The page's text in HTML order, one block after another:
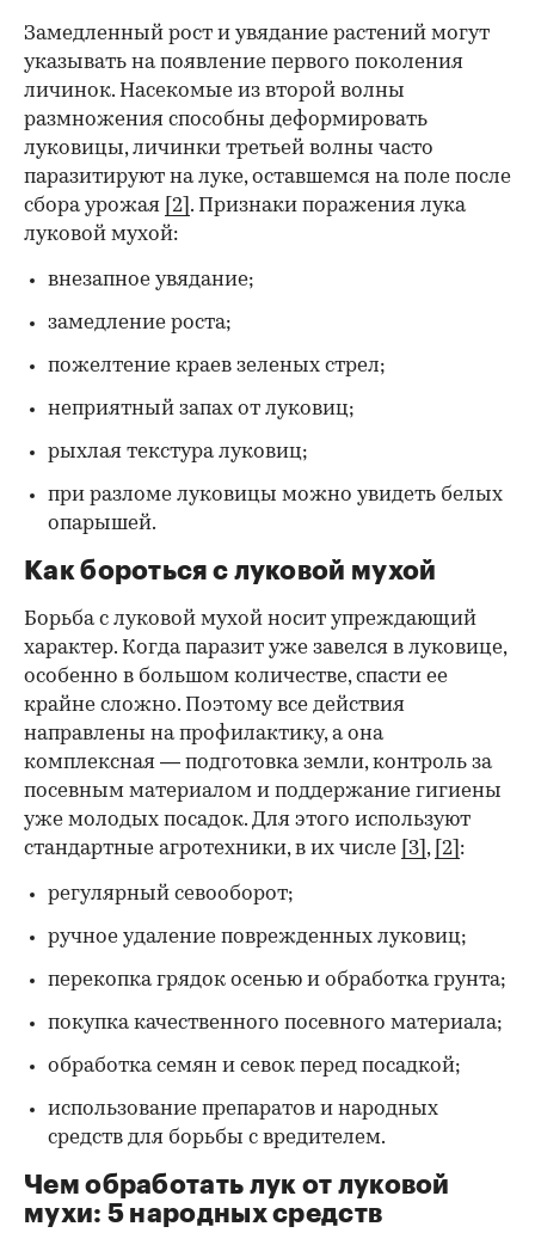
Замедленный рост и увядание растений могут
указывать на появление первого поколения
личинок. Насекомые из второй волны
размножения способны деформировать
луковицы, личинки третьей волны часто
паразитируют на луке, оставшемся на поле после
сбора урожая [2] . Признаки поражения лука
луковой мухой:
внезапное увядание;
замедление роста;
пожелтение краев зеленых стрел;
неприятный запах от луковиц;
рыхлая текстура луковиц;
при разломе луковицы можно увидеть белых
опарышей.
Как бороться с луковой мухой
Борьба с луковой мухой носит упреждающий
характер. Когда паразит уже завелся в луковице,
особенно в большом количестве, спасти ее
крайне сложно. Поэтому все действия
направлены на профилактику, а она
комплексная — подготовка земли, контроль за
посевным материалом и поддержание гигиены
уже молодых посадок. Для этого используют
стандартные агротехники, в их числе
[3] , [2] :
регулярный севооборот;
ручное удаление поврежденных луковиц;
перекопка грядок осенью и обработка грунта;
покупка качественного посевного материала;
обработка семян и севок перед посадкой;
использование препаратов и народных
средств для борьбы с вредителем.
Чем обработать лук от луковой
мухи: 5 народных средств